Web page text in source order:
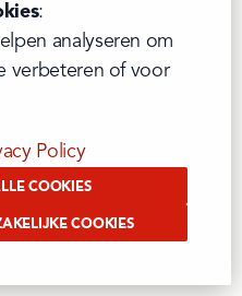
:
analyseren om
verbeteren of voor
Policy
COOKIES
COOKIES